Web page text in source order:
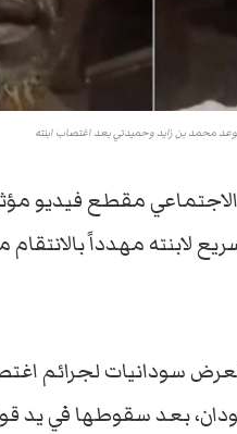
محمد بن زايد وحميدتي بعد اغتصاب ابنته
مقطع فيديو
لابنته مهدداً
سودانيات لجرائم
بعد سقوطها في يد